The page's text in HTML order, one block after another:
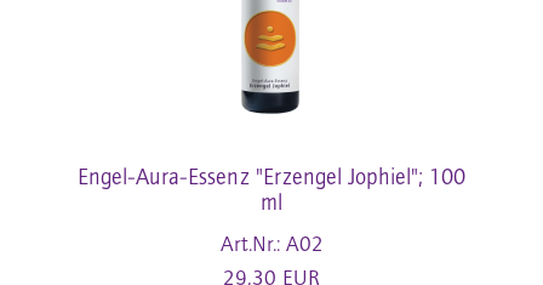
Engel-Aura-Essenz "Erzengel Jophiel"; 100
ml
Art.Nr.: A02
29,30 EUR